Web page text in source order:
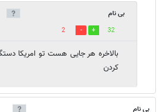
بی نام
32
2
بالاخره هر جایی هست تو امریکا
کردن
بی نام